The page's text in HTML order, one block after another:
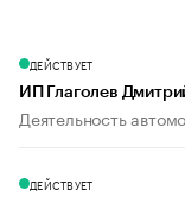
ДЕЙСТВУЕТ
ИП Глаголев
Деятельность
ДЕЙСТВУЕТ